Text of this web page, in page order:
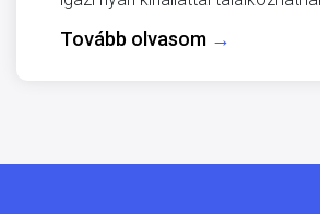
Tovább olvasom →